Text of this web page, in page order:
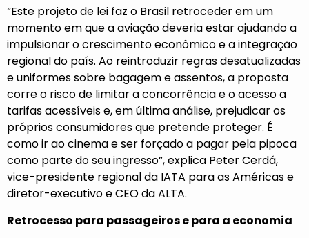
“Este projeto de lei faz o Brasil retroceder em um
momento em que a aviação deveria estar ajudando a
impulsionar o crescimento econômico e a integração
regional do país. Ao reintroduzir regras desatualizadas
e uniformes sobre bagagem e assentos, a proposta
corre o risco de limitar a concorrência e o acesso a
tarifas acessíveis e, em última análise, prejudicar os
próprios consumidores que pretende proteger. É
como ir ao cinema e ser forçado a pagar pela pipoca
como parte do seu ingresso”, explica Peter Cerdá,
vice-presidente regional da IATA para as Américas e
diretor-executivo e CEO da ALTA.
Retrocesso para passageiros e para a economia